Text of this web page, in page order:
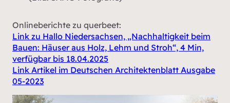
Onlineberichte zu querbeet:
Link zu Hallo Niedersachsen, „Nachhaltigkeit beim
Bauen: Häuser aus Holz, Lehm und Stroh“, 4 Min,
verfügbar bis 18.04.2025
Link Artikel im Deutschen Architektenblatt Ausgabe
05-2023